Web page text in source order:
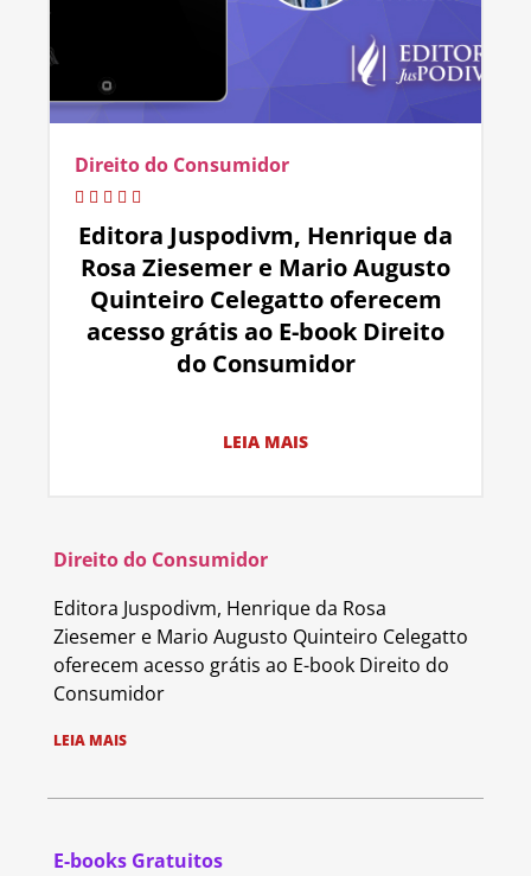
Direito do Consumidor
Editora Juspodivm, Henrique da
Rosa Ziesemer e Mario Augusto
Quinteiro Celegatto oferecem
acesso grátis ao E-book Direito
do Consumidor
LEIA MAIS
Direito do Consumidor
Editora Juspodivm, Henrique da Rosa
Ziesemer e Mario Augusto Quinteiro Celegatto
oferecem acesso grátis ao E-book Direito do
Consumidor
LEIA MAIS
E-books Gratuitos